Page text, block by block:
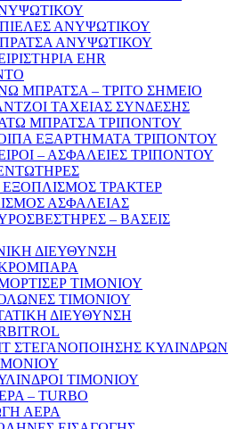
ΑΝΥΨΩΤΙΚΟΥ
ΑΝΥΨΩΤΙΚΟΥ
EHR
ΜΠΡΑΤΣΑ – ΤΡΙΤΟ ΣΗΜΕΙΟ
ΤΑΧΕΙΑΣ ΣΥΝΔΕΣΗΣ
ΜΠΡΑΤΣΑ ΤΡΙΠΟΝΤΟΥ
ΕΞΑΡΤΗΜΑΤΑ ΤΡΙΠΟΝΤΟΥ
– ΑΣΦΑΛΕΙΕΣ ΤΡΙΠΟΝΤΟΥ
ΕΞΟΠΛΙΣΜΟΣ ΤΡΑΚΤΕΡ
ΑΣΦΑΛΕΙΑΣ
– ΒΑΣΕΙΣ
ΔΙΕΥΘΥΝΣΗ
ΤΙΜΟΝΙΟΥ
ΤΙΜΟΝΙΟΥ
ΔΙΕΥΘΥΝΣΗ
ΣΤΕΓΑΝΟΠΟΙΗΣΗΣ ΚΥΛΙΝΔΡΩΝ
ΤΙΜΟΝΙΟΥ
– TURBO
ΑΕΡΑ